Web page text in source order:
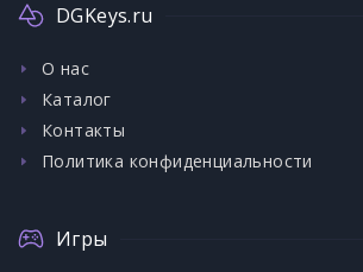
DGKeys.ru
О нас
Каталог
Контакты
Политика конфиденциальности
Игры